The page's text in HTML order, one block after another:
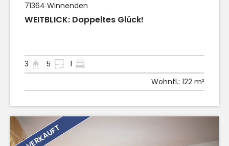
71364 Winnenden
WEITBLICK: Doppeltes Glück!
3 5
1
Wohnfl.: 122 m²
VERKAUFT